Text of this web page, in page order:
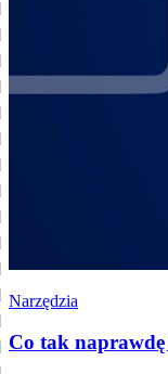
Narzędzia
Co tak naprawdę